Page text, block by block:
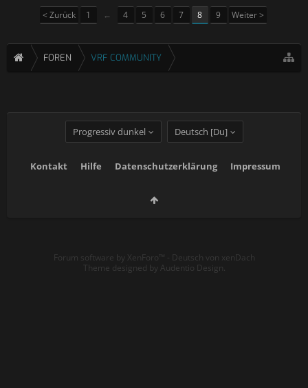
< Zurück
1 ← 4 5 6 7 8 9 Weiter >
FOREN VRF COMMUNITY
Progressiv dunkel Deutsch [Du]
Kontakt Hilfe Datenschutzerklärung Impressum
Forum software by XenForo™ - Deutsch von xenDach
Theme designed by Audentio Design.